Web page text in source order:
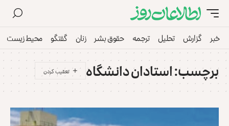
خبر گزارش تحلیل ترجمه حقوق بشر زنان گفتگو محیط زیست
برچسب:استادان دانشگاه